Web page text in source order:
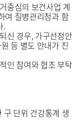
중심의 보건사업 계
여 질병관리청과 함
.
신 경우, 가구선정안
등 별도 안내가 진
인 참여와 협조 부탁
단위 건강통계 생